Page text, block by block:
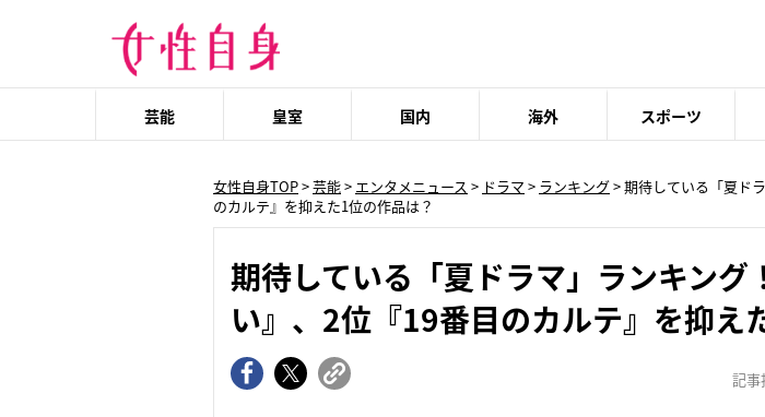
芸能 皇室 国内 海外 スポーツ
女性自身TOP>芸能> エンタメニュース > ドラマ > ランキング> 期待している「夏ド
のカルテ』を抑えた1位の作品は？
期待している「夏ドラマ」ランキング
い』、2位『19番目のカルテ』を抑え
記事